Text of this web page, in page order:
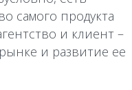
самого продукта
и клиент –
и развитие ее